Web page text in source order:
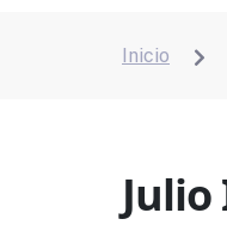
Inicio 